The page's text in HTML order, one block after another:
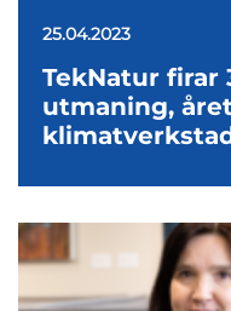
25.04.2023
TekNatur firar
utmaning,